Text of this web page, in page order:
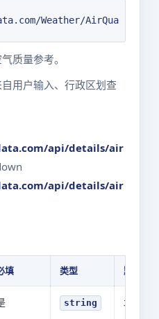
Weather/AirQua
质量参考。
用户输入、行政区划查
api/details/air
api/details/air
填 类型 默认值
string 北京